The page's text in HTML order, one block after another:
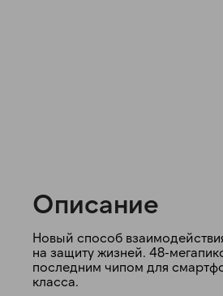
Описание
Новый способ
на защиту жизней. 48-
последним чипом для
класса.